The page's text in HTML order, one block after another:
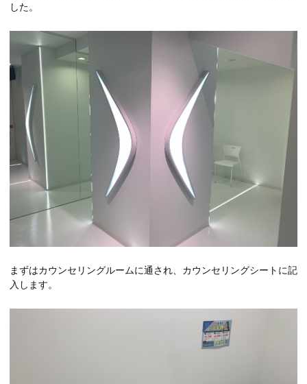
した。
まずはカウンセリングルームに通され、カウンセリングシートに記
入します。